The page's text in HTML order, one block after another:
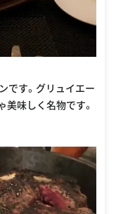
です。グリュイエー
味しく名物です。